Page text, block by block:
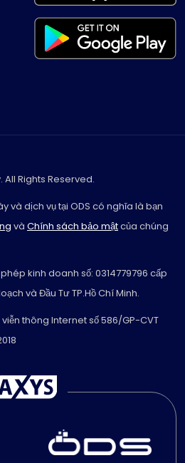
Rights Reserved.
và dịch vụ tại ODS có nghĩa là bạn
và Chính sách bảo mậtcủa chúng
kinh doanh số: 0314779796 cấp
và Đầu Tư TP.Hồ Chí Minh.
thông Internet số 586/GP-CVT